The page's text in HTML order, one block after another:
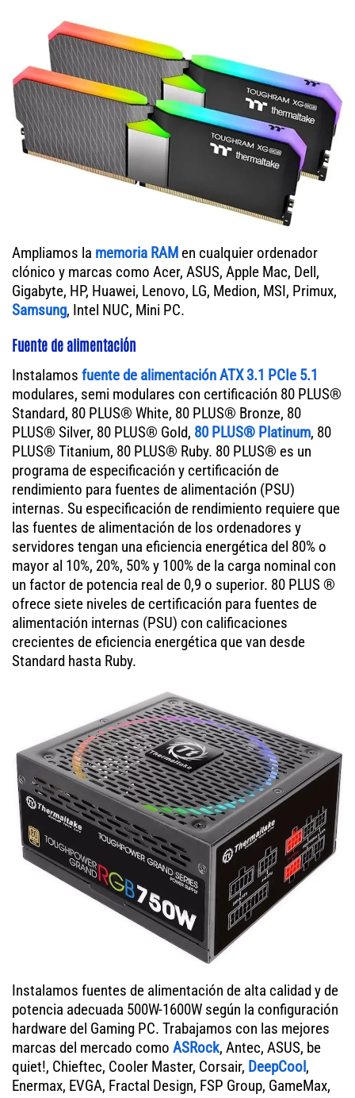
Ampliamos la memoria RAM en cualquier ordenador
clónico y marcas como Acer, ASUS, Apple Mac, Dell,
Gigabyte, HP, Huawei, Lenovo, LG, Medion, MSI, Primux,
Samsung, Intel NUC, Mini PC.
Fuente de alimentación
Instalamos fuente de alimentación ATX 3.1 PCIe 5.1
modulares, semi modulares con certificación 80 PLUS®
Standard, 80 PLUS® White, 80 PLUS® Bronze, 80
PLUS® Silver, 80 PLUS® Gold, 80 PLUS® Platinum, 80
PLUS® Titanium, 80 PLUS® Ruby. 80 PLUS® es un
programa de especificación y certificación de
rendimiento para fuentes de alimentación (PSU)
internas. Su especificación de rendimiento requiere que
las fuentes de alimentación de los ordenadores y
servidores tengan una eficiencia energética del 80% o
mayor al 10%, 20%, 50% y 100% de la carga nominal con
un factor de potencia real de 0,9 o superior. 80 PLUS ®
ofrece siete niveles de certificación para fuentes de
alimentación internas (PSU) con calificaciones
crecientes de eficiencia energética que van desde
Standard hasta Ruby.
Instalamos fuentes de alimentación de alta calidad y de
potencia adecuada 500W-1600W según la configuración
hardware del Gaming PC. Trabajamos con las mejores
marcas del mercado como ASRock, Antec, ASUS, be
quiet!, Chieftec, Cooler Master, Corsair, DeepCool,
Enermax, EVGA, Fractal Design, FSP Group, GameMax,